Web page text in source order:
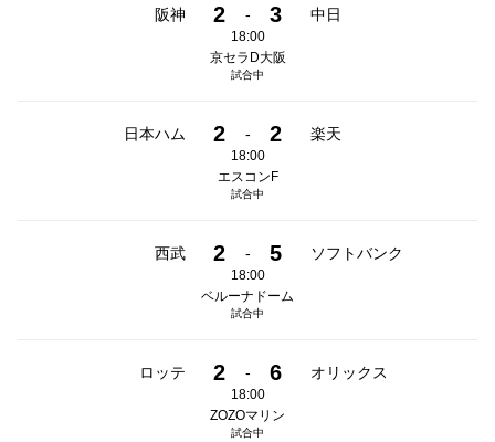
阪神 2 - 3 中日
18:00
京セラD大阪
試合中
日本ハム 2 - 2 楽天
18:00
エスコンF
試合中
西武 2 - 5 ソフトバンク
18:00
ベルーナドーム
試合中
ロッテ 2 - 6 オリックス
18:00
ZOZOマリン
試合中